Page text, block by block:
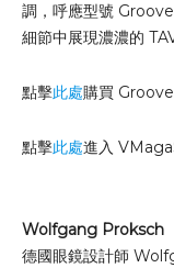
調，呼應型號
細節中展現濃濃的
點擊此處購買 Groove
點擊此處進入
Wolfgang Proksch
德國眼鏡設計師